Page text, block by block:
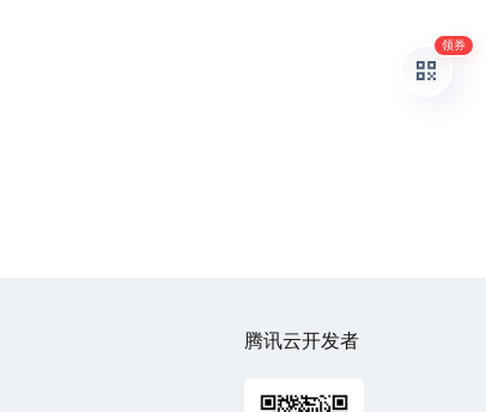
腾讯云开发者
领券